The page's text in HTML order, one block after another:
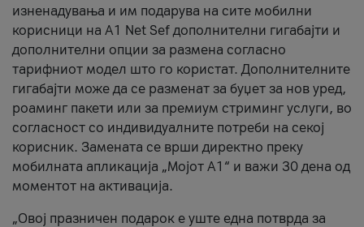
изненадувања и им подарува на сите мобилни
корисници на A1 Net Sef дополнителни гигабајти и
дополнителни опции за размена согласно
тарифниот модел што го користат. Дополнителните
гигабајти може да се разменат за буџет за нов уред,
роаминг пакети или за премиум стриминг услуги, во
согласност со индивидуалните потреби на секој
корисник. Замената се врши директно преку
мобилната апликација „Мојот А1“ и важи 30 дена од
моментот на активација.
„Овој празничен подарок е уште една потврда за